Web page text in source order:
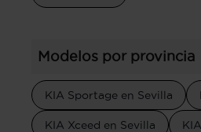
Modelos por provincia
KIA Sportage en Sevilla
KIA Xceed en Sevilla